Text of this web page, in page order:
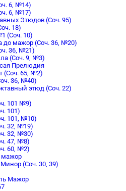
6, №14)
6, №17)
Этюдов (Соч. 95)
18)
(Соч. 10)
до мажор (Соч. 36, №20)
36, №21)
(Соч. 9, №3)
Прелюдия
(Соч. 65, №2)
36, №40)
этюд (Соч. 22)
101 №9)
101)
101, №10)
32, №19)
32, №30)
47, №8)
60, №2)
мажор
(Соч. 30, 39)
Мажор